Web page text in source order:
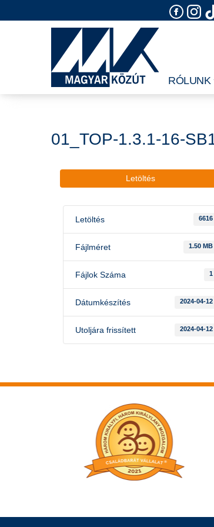
to
RÓLUNK
01_TOP-1.3.1-16-
Letöltés
Letöltés 6616
Fájlméret 1.50 MB
Fájlok Száma 1
Dátumkészítés 2024-04-12
Utoljára frissített 2024-04-12